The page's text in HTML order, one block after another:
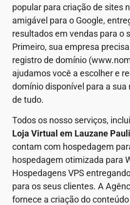
popular para criação de sites
amigável para o Google,
resultados em vendas para o
Primeiro, sua empresa
registro de domínio
ajudamos você a escolher e
domínio disponível para a
de tudo.
Todos os nosso serviços,
Loja Virtual em Lauzane
contam com hospedagem
hospedagem otimizada para
Hospedagens VPS
para os seus clientes. A
fornece a criação do